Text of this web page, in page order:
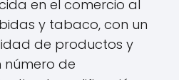
en el comercio al
y tabaco, con un
de productos y
número de